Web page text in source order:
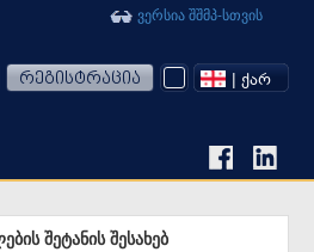
ვერსია შშმპ-სთვის
რეგისტრაცია | ᲥᲐᲠ
შეტანის შესახებ